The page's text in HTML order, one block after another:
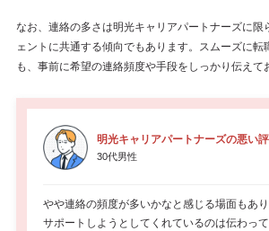
なお、連絡の多さは明光キャリアパートナーズに限
ェントに共通する傾向でもあります。スムーズに転
も、事前に希望の連絡頻度や手段をしっかり伝えて
明光キャリアパートナーズの悪い
30代男性
やや連絡の頻度が多いかなと感じる場面もあ
サポートしようとしてくれているのは伝わっ